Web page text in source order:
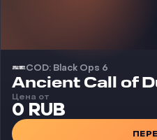
COD: Black Ops 6
Чит
Ancient Call of
Цена от
0 RUB